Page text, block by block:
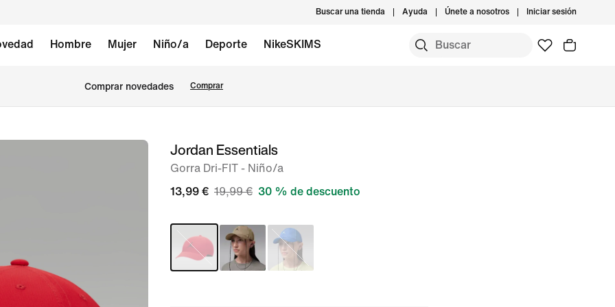
Buscar una tienda Ayuda Únete a nosotros Iniciar sesión
Hombre Mujer Niño/a Deporte NikeSKIMS
Comprar novedades Comprar
ImagenJordan Essentials
Gorra Dri-FIT - Niño/a
13,99 € 19,99 € 30 % de descuento